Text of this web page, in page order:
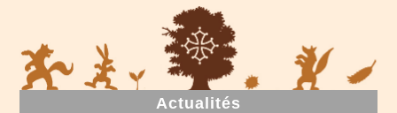
Actualités